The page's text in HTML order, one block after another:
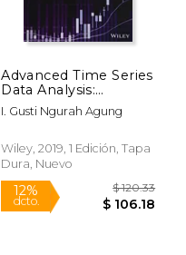
6%
dcto.
Advanced Time Series
Data Analysis:
Forecasting Using
Eviews (en Inglés)
I. Gusti Ngurah Agung
Wiley, 2019, 1 Edición, Tapa
Dura, Nuevo